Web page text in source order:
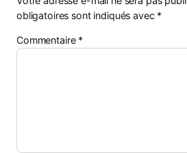
obligatoires sont indiqués avec *
Commentaire *